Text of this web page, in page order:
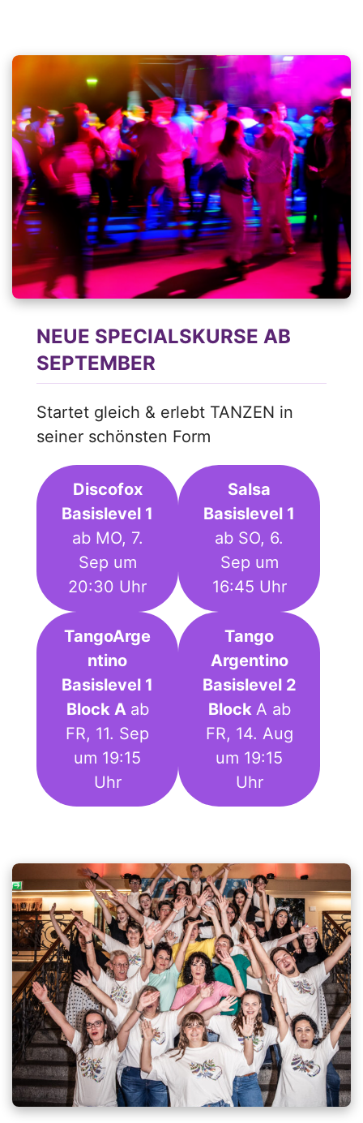
NEUE SPECIALSKURSE AB
SEPTEMBER
Startet gleich & erlebt TANZEN in
seiner schönsten Form
Discofox
Basislevel 1
ab MO, 7.
Sep um
20:30 Uhr
Salsa
Basislevel 1
ab SO, 6.
Sep um
16:45 Uhr
TangoArge
ntino
Basislevel 1
Block A ab
FR, 11. Sep
um 19:15
Uhr
Tango
Argentino
Basislevel 2
Block A ab
FR, 14. Aug
um 19:15
Uhr